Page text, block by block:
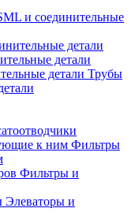
и соединительные
детали
Трубы
Фильтры
Фильтры и
Элеваторы и